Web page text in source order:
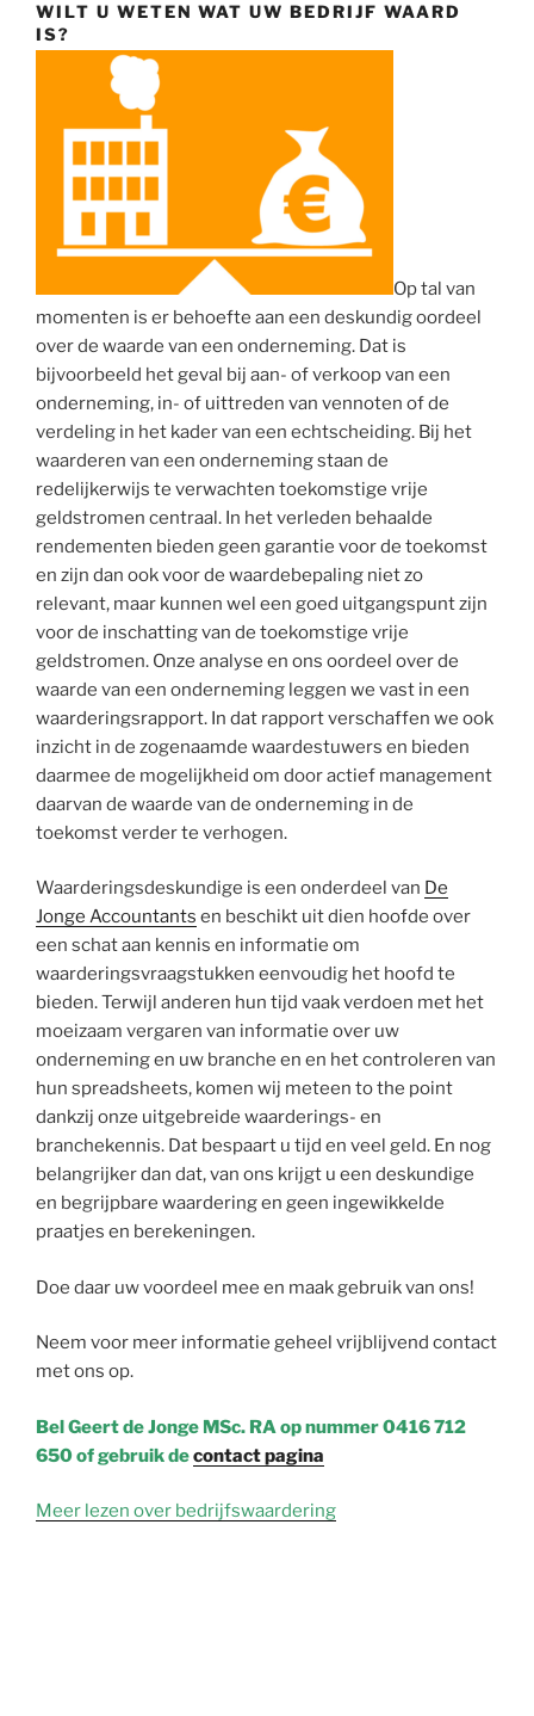
WILT U WETEN WAT UW BEDRIJF WAARD
IS?
Op tal van
momenten is er behoefte aan een deskundig oordeel
over de waarde van een onderneming. Dat is
bijvoorbeeld het geval bij aan- of verkoop van een
onderneming, in- of uittreden van vennoten of de
verdeling in het kader van een echtscheiding. Bij het
waarderen van een onderneming staan de
redelijkerwijs te verwachten toekomstige vrije
geldstromen centraal. In het verleden behaalde
rendementen bieden geen garantie voor de toekomst
en zijn dan ook voor de waardebepaling niet zo
relevant, maar kunnen wel een goed uitgangspunt zijn
voor de inschatting van de toekomstige vrije
geldstromen. Onze analyse en ons oordeel over de
waarde van een onderneming leggen we vast in een
waarderingsrapport. In dat rapport verschaffen we ook
inzicht in de zogenaamde waardestuwers en bieden
daarmee de mogelijkheid om door actief management
daarvan de waarde van de onderneming in de
toekomst verder te verhogen.
Waarderingsdeskundige is een onderdeel van De
Jonge Accountants en beschikt uit dien hoofde over
een schat aan kennis en informatie om
waarderingsvraagstukken eenvoudig het hoofd te
bieden. Terwijl anderen hun tijd vaak verdoen met het
moeizaam vergaren van informatie over uw
onderneming en uw branche en en het controleren van
hun spreadsheets, komen wij meteen to the point
dankzij onze uitgebreide waarderings- en
branchekennis. Dat bespaart u tijd en veel geld. En nog
belangrijker dan dat, van ons krijgt u een deskundige
en begrijpbare waardering en geen ingewikkelde
praatjes en berekeningen.
Doe daar uw voordeel mee en maak gebruik van ons!
Neem voor meer informatie geheel vrijblijvend contact
met ons op.
Bel Geert de Jonge MSc. RA op nummer 0416 712
650 of gebruik decontact pagina
Meer lezen over bedrijfswaardering